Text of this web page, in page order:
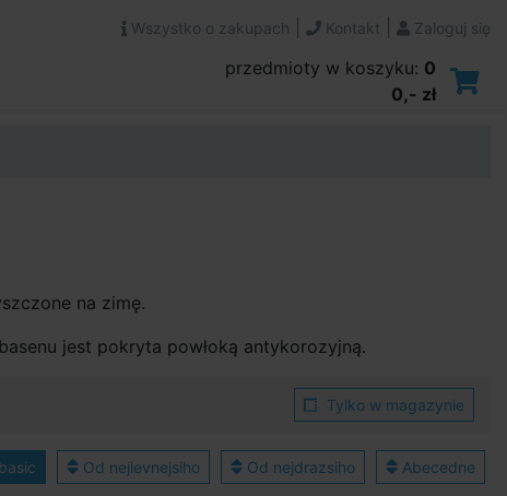
Wszystko o zakupach Kontakt Zaloguj się
przedmioty w koszyku: 0
0,- zł
na zimę.
jest pokryta powłoką antykorozyjną.
Tylko w magazynie
basic Od nejlevnejsiho Od nejdrazsiho Abecedne